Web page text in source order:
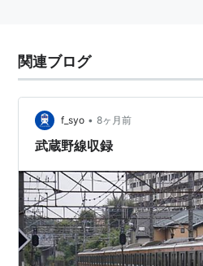
関連ブログ
f_syo • 8ヶ月前
武蔵野線収録